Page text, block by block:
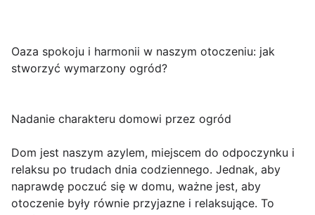
Oaza spokoju i harmonii w naszym otoczeniu: jak
stworzyć wymarzony ogród?
Nadanie charakteru domowi przez ogród
Dom jest naszym azylem, miejscem do odpoczynku i
relaksu po trudach dnia codziennego. Jednak, aby
naprawdę poczuć się w domu, ważne jest, aby
otoczenie były równie przyjazne i relaksujące. To